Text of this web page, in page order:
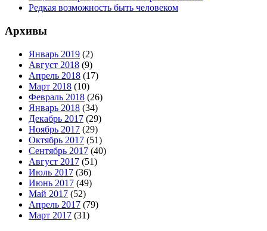
Редкая возможность быть человеком
Архивы
Январь 2019 (2)
Август 2018 (9)
Апрель 2018 (17)
Март 2018 (10)
Февраль 2018 (26)
Январь 2018 (34)
Декабрь 2017 (29)
Ноябрь 2017 (29)
Октябрь 2017 (51)
Сентябрь 2017 (40)
Август 2017 (51)
Июль 2017 (36)
Июнь 2017 (49)
Май 2017 (52)
Апрель 2017 (79)
Март 2017 (31)